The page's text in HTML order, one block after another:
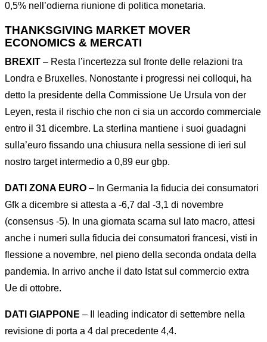
0,5% nell’odierna riunione di politica monetaria.
THANKSGIVING MARKET MOVER
ECONOMICS & MERCATI
BREXIT – Resta l’incertezza sul fronte delle relazioni tra
Londra e Bruxelles. Nonostante i progressi nei colloqui, ha
detto la presidente della Commissione Ue Ursula von der
Leyen, resta il rischio che non ci sia un accordo commerciale
entro il 31 dicembre. La sterlina mantiene i suoi guadagni
sulla’euro fissando una chiusura nella sessione di ieri sul
nostro target intermedio a 0,89 eur gbp.
DATI ZONA EURO – In Germania la fiducia dei consumatori
Gfk a dicembre si attesta a -6,7 dal -3,1 di novembre
(consensus -5). In una giornata scarna sul lato macro, attesi
anche i numeri sulla fiducia dei consumatori francesi, visti in
flessione a novembre, nel pieno della seconda ondata della
pandemia. In arrivo anche il dato Istat sul commercio extra
Ue di ottobre.
DATI GIAPPONE – Il leading indicator di settembre nella
revisione di porta a 4 dal precedente 4,4.